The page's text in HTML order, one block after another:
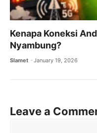
Kenapa Koneksi
Nyambung?
Slamet January 19, 2026
Leave a